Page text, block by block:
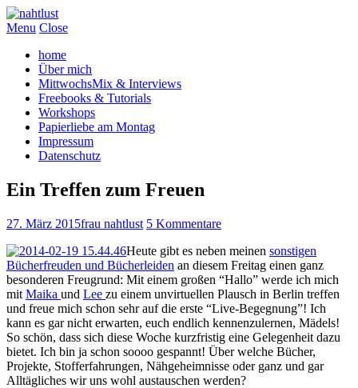
Menu Close
home
Über mich
MittwochsMix & Interviews
Freebooks & Tutorials
Workshops
Papierliebe am Montag
Impressum
Datenschutz
Ein Treffen zum Freuen
27. März 2015frau nahtlust 5 Kommentare
Heute gibt es neben meinen sonstigen
Bücherfreuden und Bücherleiden an diesem Freitag einen ganz
besonderen Freugrund: Mit einem großen “Hallo” werde ich mich
mit Maika und Lee zu einem unvirtuellen Plausch in Berlin treffen
und freue mich schon sehr auf die erste “Live-Begegnung”! Ich
kann es gar nicht erwarten, euch endlich kennenzulernen, Mädels!
So schön, dass sich diese Woche kurzfristig eine Gelegenheit dazu
bietet. Ich bin ja schon soooo gespannt! Über welche Bücher,
Projekte, Stofferfahrungen, Nähgeheimnisse oder ganz und gar
Alltägliches wir uns wohl austauschen werden?